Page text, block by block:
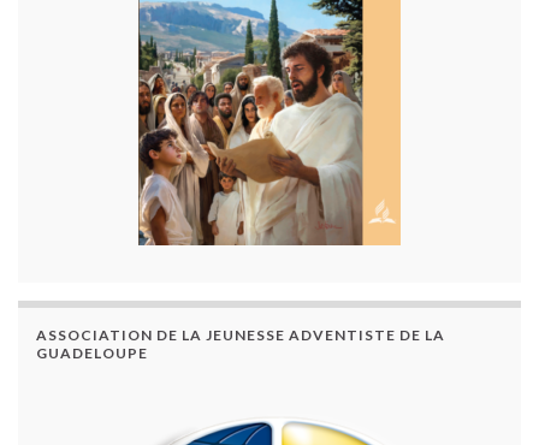
ASSOCIATION DE LA JEUNESSE ADVENTISTE DE LA
GUADELOUPE